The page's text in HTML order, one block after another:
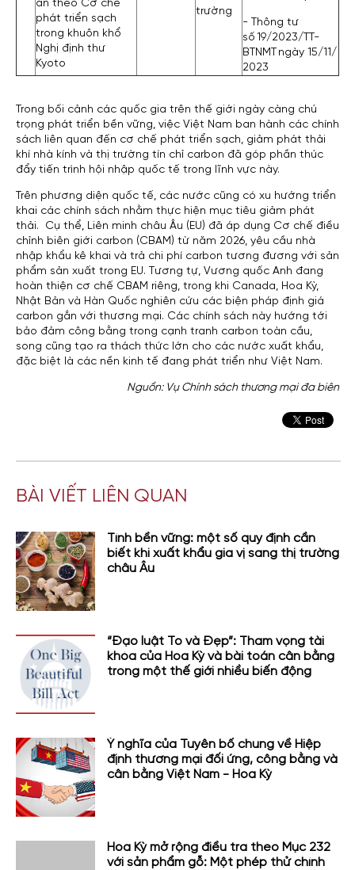
án theo Cơ chế
phát triển sạch
trong khuôn khổ
Nghị định thư
Kyoto
trường
- Thông tư
số 19/2023/TT-
BTNMT ngày 15/11/
2023
Trong bối cảnh các quốc gia trên thế giới ngày càng chú
trọng phát triển bền vững, việc Việt Nam ban hành các chính
sách liên quan đến cơ chế phát triển sạch, giảm phát thải
khí nhà kính và thị trường tín chỉ carbon đã góp phần thúc
đẩy tiến trình hội nhập quốc tế trong lĩnh vực này.
Trên phương diện quốc tế, các nước cũng có xu hướng triển
khai các chính sách nhằm thực hiện mục tiêu giảm phát
thải. Cụ thể, Liên minh châu Âu (EU) đã áp dụng Cơ chế điều
chỉnh biên giới carbon (CBAM) từ năm 2026, yêu cầu nhà
nhập khẩu kê khai và trả chi phí carbon tương đương với sản
phẩm sản xuất trong EU. Tương tự, Vương quốc Anh đang
hoàn thiện cơ chế CBAM riêng, trong khi Canada, Hoa Kỳ,
Nhật Bản và Hàn Quốc nghiên cứu các biện pháp định giá
carbon gắn với thương mại. Các chính sách này hướng tới
bảo đảm công bằng trong cạnh tranh carbon toàn cầu,
song cũng tạo ra thách thức lớn cho các nước xuất khẩu,
đặc biệt là các nền kinh tế đang phát triển như Việt Nam.
Nguồn: Vụ Chính sách thương mại đa biên
BÀI VIẾT LIÊN QUAN
Tính bền vững: một số quy định cần
biết khi xuất khẩu gia vị sang thị trường
châu Âu
“Đạo luật To và Đẹp”: Tham vọng tài
khóa của Hoa Kỳ và bài toán cân bằng
trong một thế giới nhiều biến động
Ý nghĩa của Tuyên bố chung về Hiệp
định thương mại đối ứng, công bằng và
cân bằng Việt Nam - Hoa Kỳ
Hoa Kỳ mở rộng điều tra theo Mục 232
với sản phẩm gỗ: Một phép thử chính